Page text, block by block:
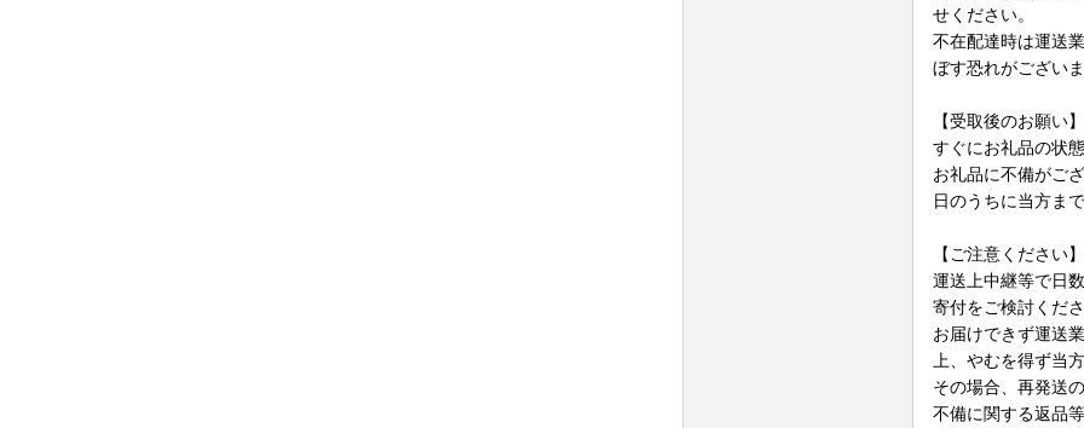
せください。
不在配達時は運送
ぼす恐れがござい
【受取後のお願い】
すぐにお礼品の状
お礼品に不備がご
日のうちに当方ま
【ご注意ください】
運送上中継等で日
寄付をご検討くだ
お届けできず運送
上、やむを得ず当
その場合、再発送
不備に関する返品